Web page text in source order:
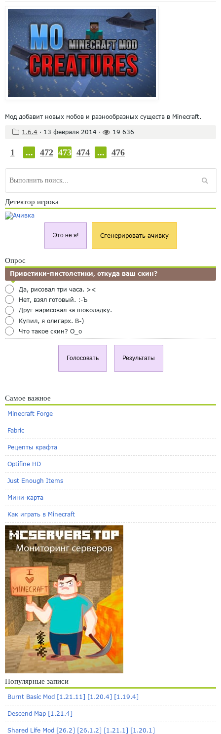
Мод добавит новых мобов и разнообразных существ в Minecraft.
1.6.4 · 13 февраля 2014 · 19 636
1 ... 472 473 474 ... 476
Детектор игрока
Это не я! Сгенерировать ачивку
Опрос
Приветики-пистолетики, откуда ваш скин?
Да, рисовал три часа. ><
Нет, взял готовый. :-Ъ
Друг нарисовал за шоколадку.
Купил, я олигарх. B-)
Что такое скин? O_o
Голосовать Результаты
Самое важное
Minecraft Forge
Fabric
Рецепты крафта
Optifine HD
Just Enough Items
Мини-карта
Как играть в Minecraft
Популярные записи
Burnt Basic Mod [1.21.11] [1.20.4] [1.19.4]
Descend Map [1.21.4]
Shared Life Mod [26.2] [26.1.2] [1.21.1] [1.20.1]